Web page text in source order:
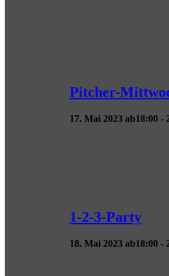
Pitcher-
17. Mai 2023 ab18:00-
1-2-3-Party
18. Mai 2023 ab18:00-